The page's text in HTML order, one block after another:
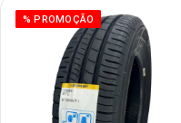
% PROMOÇÃO